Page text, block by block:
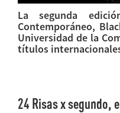
La segunda
Contemporáneo,
Universidad de la
títulos
24 Risas x segundo,